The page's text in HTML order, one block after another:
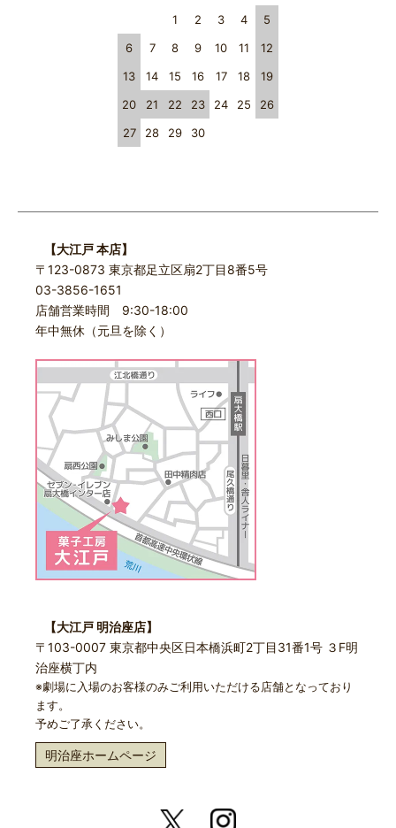
1
2 3 4
5
6
7 8 9 10 11
12
13
14 15 16 17 18
19
20
21 22 23 24 25
26
27
28 29 30
【大江戸 本店】
〒123-0873 東京都足立区扇2丁目8番5号
03-3856-1651
店舗営業時間 9:30-18:00
年中無休（元旦を除く）
【大江戸 明治座店】
〒103-0007 東京都中央区日本橋浜町2丁目31番1号 ３F明
治座横丁内
※劇場に入場のお客様のみご利用いただける店舗となっており
ます。
予めご了承ください。
明治座ホームページ